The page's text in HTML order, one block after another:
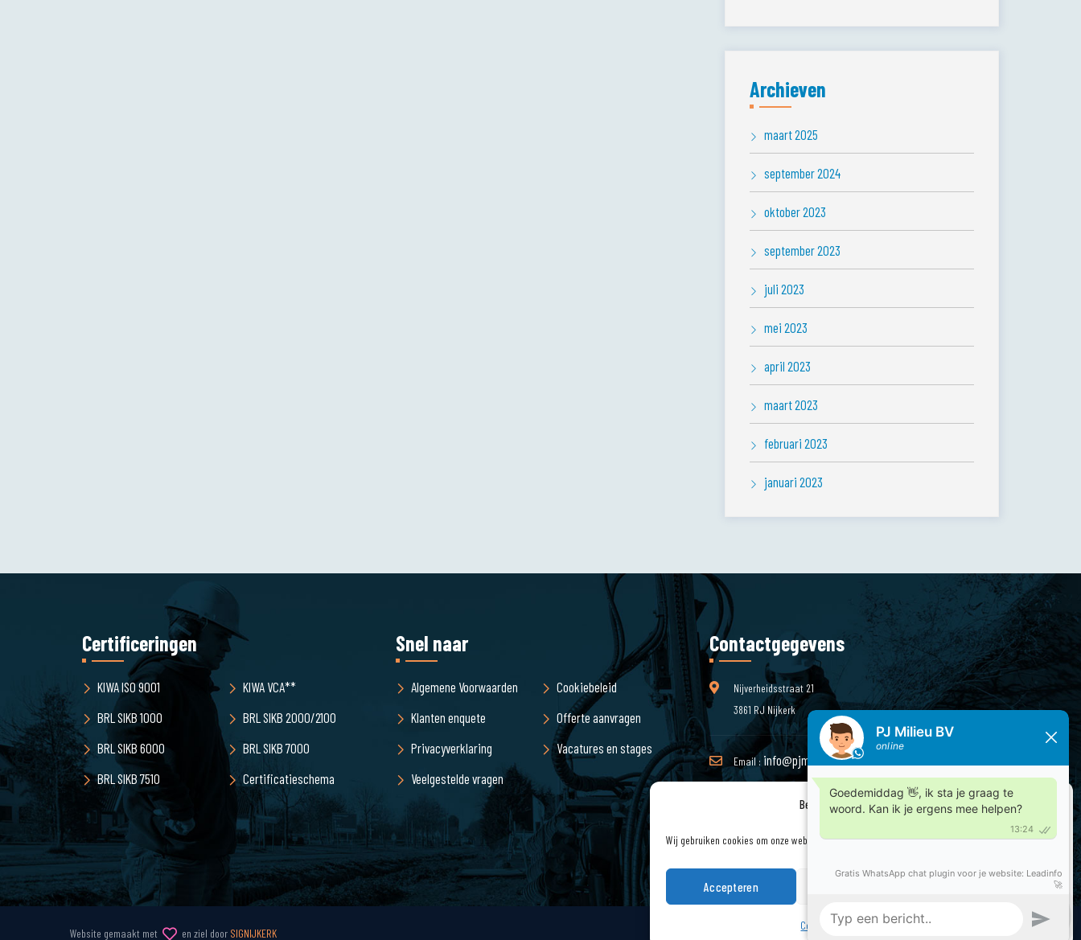
Beheer cookie toestemming
Wij gebruiken cookies om onze website en onze service te optimaliseren.
Accepteren
Cookiebeleid Privacyverklaring
Archieven
maart 2025
september 2024
oktober 2023
september 2023
juli 2023
mei 2023
april 2023
maart 2023
februari 2023
januari 2023
Certificeringen
KIWA ISO 9001
KIWA VCA**
BRL SIKB 1000
BRL SIKB 2000/2100
BRL SIKB 6000
BRL SIKB 7000
BRL SIKB 7510
Certificatieschema
Snel naar
Algemene Voorwaarden
Cookiebeleid
Klanten enquete
Offerte aanvragen
Privacyverklaring
Vacatures en stages
Veelgestelde vragen
Contactgegevens
Nijverheidsstraat 21
3861 RJ Nijkerk
Email : info@pjmilieu.nl
Telefoon : 033 – 245 85 11
Website gemaakt met en ziel door SIGNIJKERK